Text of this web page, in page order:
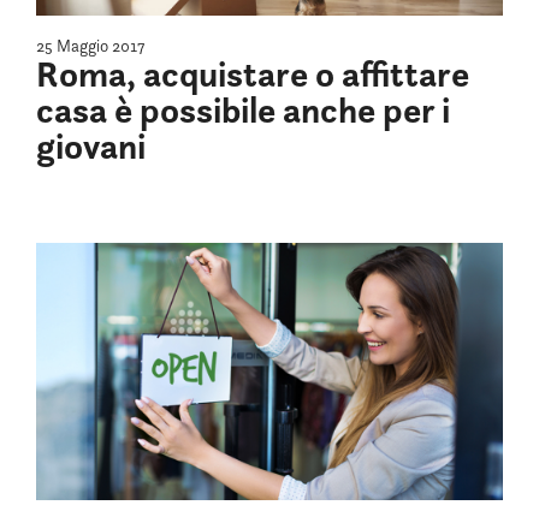
25 Maggio 2017
Roma, acquistare o affittare
casa è possibile anche per i
giovani